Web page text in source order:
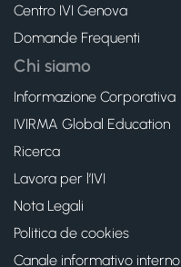
Centro IVI Genova
Domande Frequenti
Chi siamo
Informazione Corporativa
IVIRMA Global Education
Ricerca
Lavora per l’IVI
Nota Legali
Politica de cookies
Canale informativo interno